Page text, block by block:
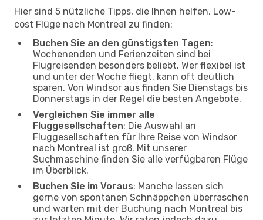
Hier sind 5 nützliche Tipps, die Ihnen helfen, Low-
cost Flüge nach Montreal zu finden:
Buchen Sie an den günstigsten Tagen:
Wochenenden und Ferienzeiten sind bei
Flugreisenden besonders beliebt. Wer flexibel ist
und unter der Woche fliegt, kann oft deutlich
sparen. Von Windsor aus finden Sie Dienstags bis
Donnerstags in der Regel die besten Angebote.
Vergleichen Sie immer alle
Fluggesellschaften: Die Auswahl an
Fluggesellschaften für Ihre Reise von Windsor
nach Montreal ist groß. Mit unserer
Suchmaschine finden Sie alle verfügbaren Flüge
im Überblick.
Buchen Sie im Voraus: Manche lassen sich
gerne von spontanen Schnäppchen überraschen
und warten mit der Buchung nach Montreal bis